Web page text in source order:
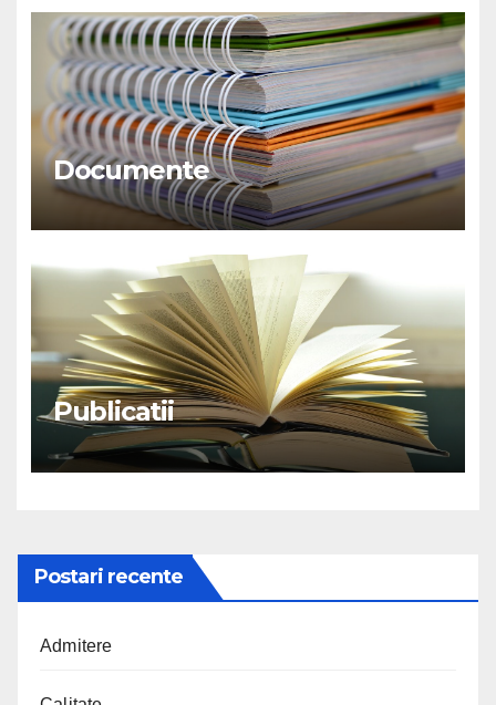
Documente
Publicatii
Postari recente
Admitere